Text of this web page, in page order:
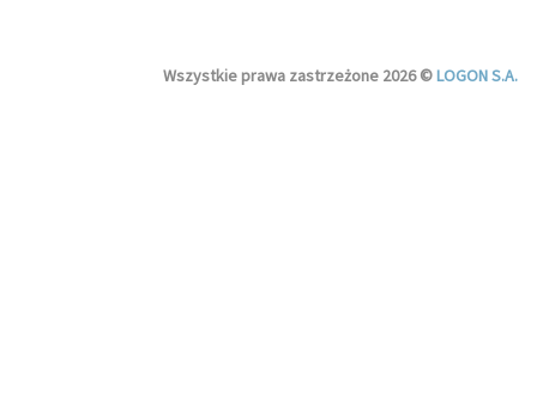
Wszystkie prawa zastrzeżone 2026 ©LOGON S.A.